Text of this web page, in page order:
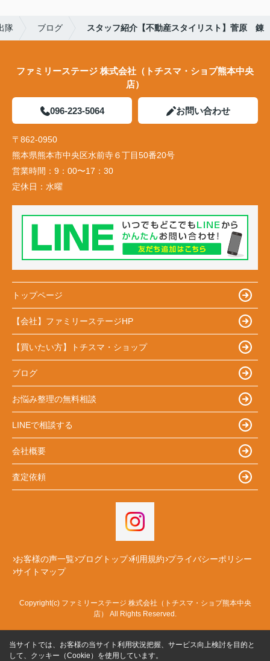
隊 ブログ スタッフ紹介【不動産スタイリスト】菅原 錬
ファミリーステージ 株式会社（トチスマ・ショプ熊本中央
店）
096-223-5064 お問い合わせ
〒862-0950
熊本県熊本市中央区水前寺６丁目50番20号
営業時間： 9：00〜17：30
定休日： 水曜
トップページ
【会社】ファミリーステージHP
【買いたい方】トチスマ・ショップ
ブログ
お悩み整理の無料相談
LINEで相談する
会社概要
査定依頼
お客様の声一覧 ブログトップ 利用規約 プライバシーポリシー
サイトマップ
Copyright(c) ファミリーステージ 株式会社（トチスマ・ショプ熊本中央
店） All Rights Reserved.
当サイトでは、お客様の当サイト利用状況把握、サービス向上検討を目的と
して、クッキー（Cookie）を使用しています。